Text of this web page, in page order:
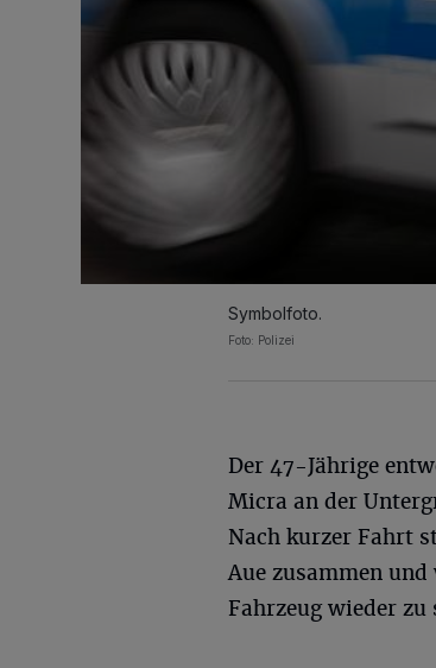
Symbolfoto.
Foto: Polizei
Der 47-Jährige
Micra an der
Nach kurzer Fahrt
Aue zusammen
Fahrzeug wieder